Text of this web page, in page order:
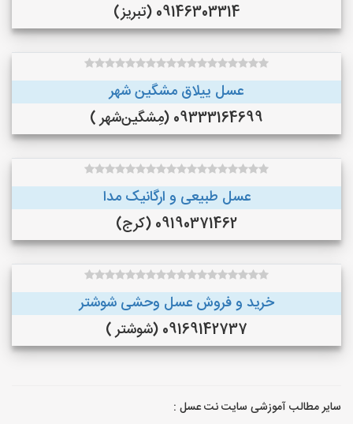
09146303314 (تبریز)
عسل ییلاق مشگین شهر
09333164699 (مِشگین‌شهر )
عسل طبیعی و ارگانیک مدا
09190371462 (کرج)
خرید و فروش عسل وحشی شوشتر
09169142737 (شوشتر )
سایر مطالب آموزشی سایت نت عسل :